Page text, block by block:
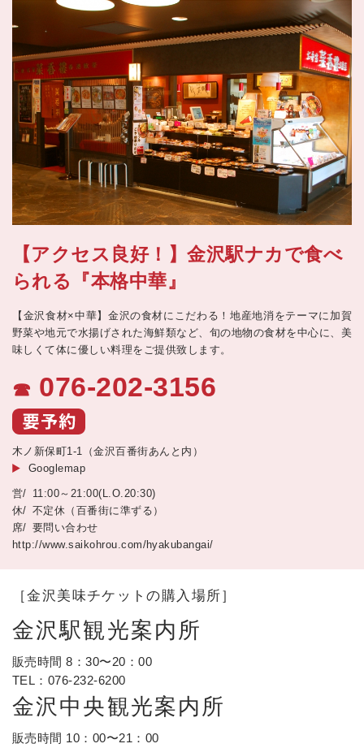
【アクセス良好！】金沢駅ナカで食べ
られる『本格中華』
【金沢食材×中華】金沢の食材にこだわる！地産地消をテーマに加賀
野菜や地元で水揚げされた海鮮類など、旬の地物の食材を中心に、美
味しくて体に優しい料理をご提供致します。
☎ 076-202-3156
木ノ新保町1-1（金沢百番街あんと内）
Googlemap
11:00～21:00(L.O.20:30)
不定休（百番街に準ずる）
要問い合わせ
http://www.saikohrou.com/hyakubangai/
［金沢美味チケットの購入場所］
金沢駅観光案内所
販売時間 8：30〜20：00
TEL： 076-232-6200
金沢中央観光案内所
販売時間 10：00〜21：00